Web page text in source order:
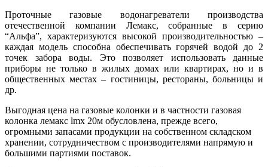
Проточные газовые водонагреватели производства
отечественной компании Лемакс, собранные в серию
“Альфа”, характеризуются высокой производительностью –
каждая модель способна обеспечивать горячей водой до 2
точек забора воды. Это позволяет использовать данные
приборы не только в жилых домах или квартирах, но и в
общественных местах – гостиницы, рестораны, больницы и
др.
Выгодная цена на газовые колонки и в частности газовая
колонка лемакс lmx 20м обусловлена, прежде всего,
огромными запасами продукции на собственном складском
хранении, сотрудничеством с производителями напрямую и
большими партиями поставок.